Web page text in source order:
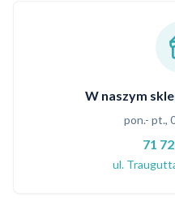
W naszym
pon.- pt.,
71
ul.